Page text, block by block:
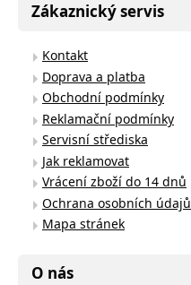
Zákaznický servis
Kontakt
Doprava a platba
Obchodní podmínky
Reklamační podmínky
Servisní střediska
Jak reklamovat
Vrácení zboží do 14 dnů
Ochrana osobních údajů
Mapa stránek
O nás